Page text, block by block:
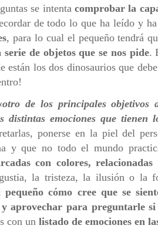
se intenta comprobar la
de todo lo que ha leído y
, para lo cual el pequeño tendrá
de objetos que se nos pide.
están los dos dinosaurios que
otro de los principales objetivos
distintas emociones que
ponerse en la piel del
y que no todo el mundo
con colores,
la tristeza, la ilusión o la
cómo cree que se
y aprovechar para preguntarle
con un listado de emociones en